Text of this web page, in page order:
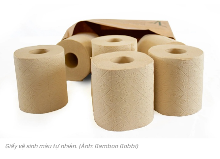
Giấy vệ sinh màu tự nhiên. (Ảnh: Bamboo Bobbi)